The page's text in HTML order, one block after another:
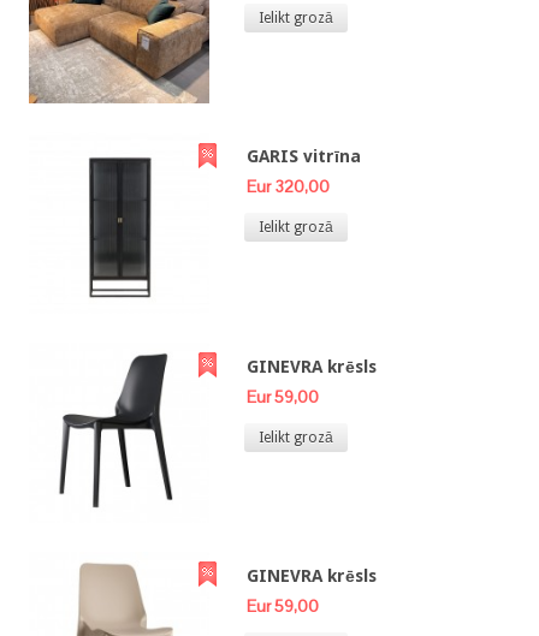
Ielikt grozā
GARIS vitrīna
Eur 320,00
Ielikt grozā
GINEVRA krēsls
Eur 59,00
Ielikt grozā
GINEVRA krēsls
Eur 59,00